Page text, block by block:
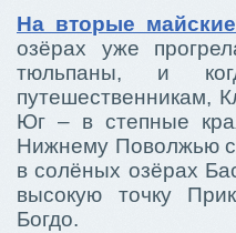
На вторые
озёрах уже
тюльпаны, и
путешественникам,
Юг – в степные
Нижнему Поволжью с
в солёных озёрах
высокую точку
Богдо.